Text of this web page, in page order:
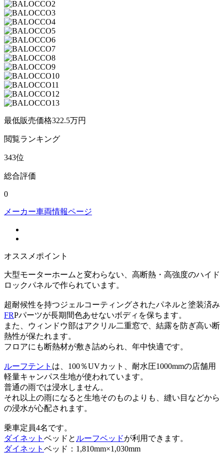
最低販売価格322.5万円
閲覧ランキング
343位
総合評価
0
メーカー車両情報ページ
オススメポイント
大型モーターホームと変わらない、高断熱・高強度のハイド
ロックパネルで作られています。
超耐候性を持つジェルコーティングされたパネルと塗装済み
FRPパーツが長期間色あせないボディを保ちます。
また、ウィンドウ部はアクリル二重窓で、結露を防ぎ高い断
熱性が保たれます。
フロアにも断熱材が敷き詰められ、年中快適です。
ルーフテント は、100％UVカット、耐水圧1000mmの店舗用
軽量キャンパス生地が使われています。
普通の雨では浸水しません。
それ以上の雨になると生地そのものよりも、縫い目などから
の浸水が心配されます。
乗車定員4名です。
ダイネット ベッドと ルーフベッドが利用できます。
ダイネット ベッド：1,810mm×1,030mm